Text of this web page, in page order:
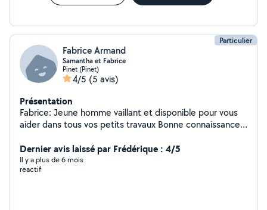
Particulier
Fabrice Armand
Samantha et Fabrice
Pinet (Pinet)
4/5 (5 avis)
Présentation
Fabrice: Jeune homme vaillant et disponible pour vous
aider dans tous vos petits travaux Bonne connaissance
ménage pour LCD, informatique, secrétariat, baby
sitting etc
Dernier avis laissé par Frédérique : 4/5
Il y a plus de 6 mois
reactif